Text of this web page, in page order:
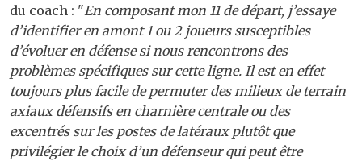
du coach : "En composant mon 11 de départ, j’essaye
d’identifier en amont 1 ou 2 joueurs susceptibles
d’évoluer en défense si nous rencontrons des
problèmes spécifiques sur cette ligne. Il est en effet
toujours plus facile de permuter des milieux de terrain
axiaux défensifs en charnière centrale ou des
excentrés sur les postes de latéraux plutôt que
privilégier le choix d’un défenseur qui peut être